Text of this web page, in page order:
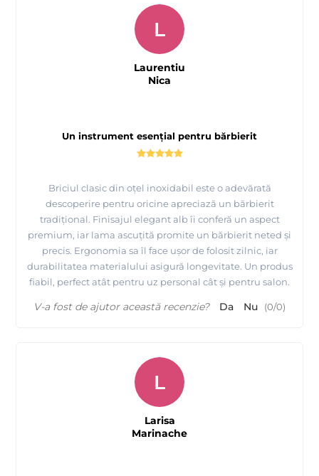
Un instrument esențial pentru bărbierit
Briciul clasic din oțel inoxidabil este o adevărată
descoperire pentru oricine apreciază un bărbierit
tradițional. Finisajul elegant alb îi conferă un aspect
premium, iar lama ascuțită promite un bărbierit neted și
precis. Ergonomia sa îl face ușor de folosit zilnic, iar
durabilitatea materialului asigură longevitate. Un produs
fiabil, perfect atât pentru uz personal cât și pentru salon.
L
Laurentiu
Nica
V-a fost de ajutor această recenzie? Da Nu (0/0)
L
Larisa
Marinache